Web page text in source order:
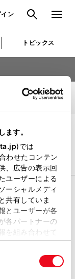
す。
)では
わせたコンテン
、広告の表示回
ユーザーによる
ーシャルメディ
共有していま
とユーザーが各
各パートナーの
を組み合わせて
使用を続行する
イン 検索 メニュ
トピックス
車種選択